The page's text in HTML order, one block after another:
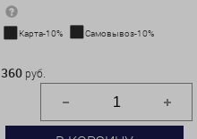
Карта-10% Самовывоз-10%
360 руб.